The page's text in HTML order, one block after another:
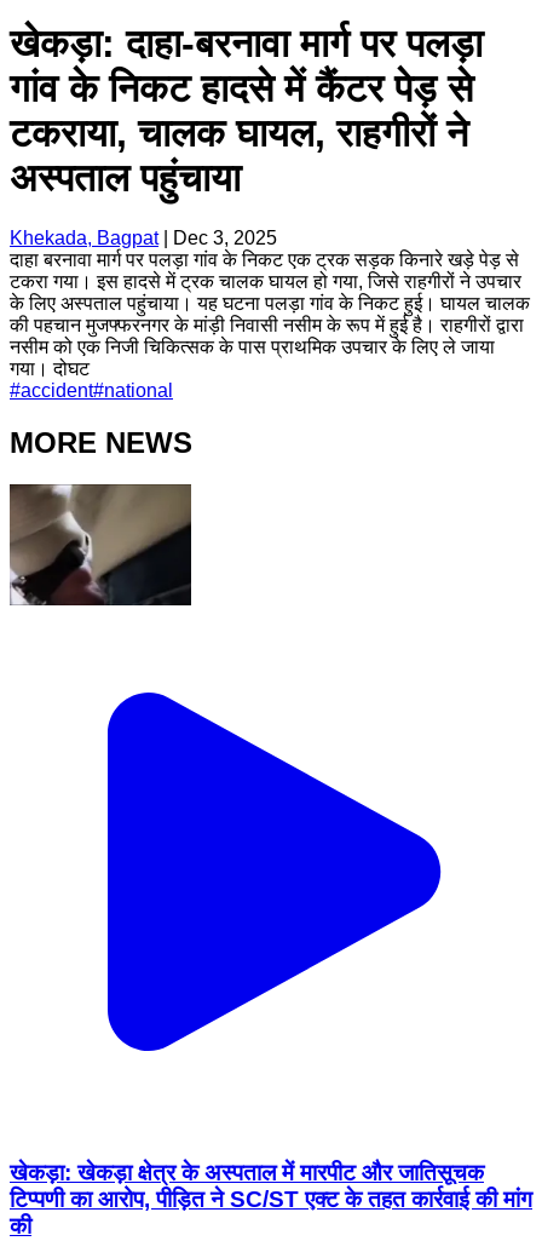
खेकड़ा: दाहा-बरनावा मार्ग पर पलड़ा
गांव के निकट हादसे में कैंटर पेड़ से
टकराया, चालक घायल, राहगीरों ने
अस्पताल पहुंचाया
Khekada, Bagpat|
Dec 3, 2025
दाहा बरनावा मार्ग पर पलड़ा गांव के निकट एक ट्रक सड़क किनारे खड़े पेड़ से
टकरा गया। इस हादसे में ट्रक चालक घायल हो गया, जिसे राहगीरों ने उपचार
के लिए अस्पताल पहुंचाया। यह घटना पलड़ा गांव के निकट हुई। घायल चालक
की पहचान मुजफ्फरनगर के मांड़ी निवासी नसीम के रूप में हुई है। राहगीरों द्वारा
नसीम को एक निजी चिकित्सक के पास प्राथमिक उपचार के लिए ले जाया
गया। दोघट
#accident#national
MORE NEWS
खेकड़ा: खेकड़ा क्षेत्र के अस्पताल में मारपीट और जातिसूचक
टिप्पणी का आरोप, पीड़ित ने SC/ST एक्ट के तहत कार्रवाई की मांग
की